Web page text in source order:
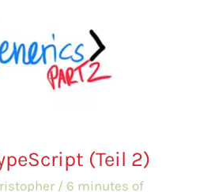
(Teil 2)
/ 6 minutes of